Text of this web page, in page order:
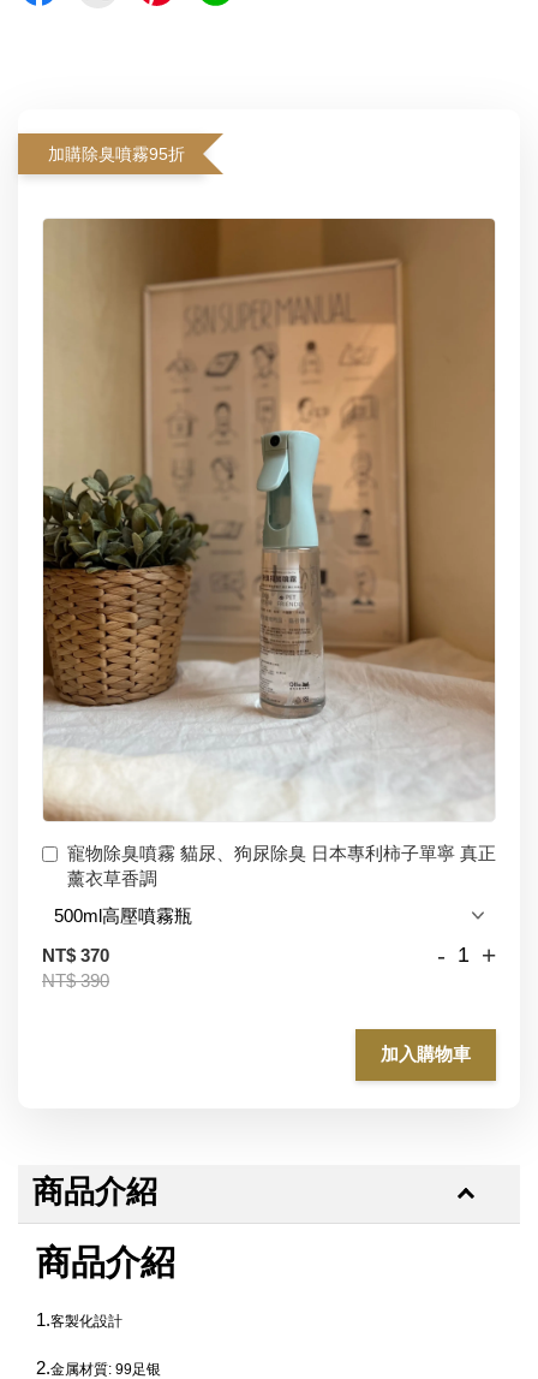
加購除臭噴霧95折
寵物除臭噴霧 貓尿、狗尿除臭 日本專利柿子單寧 真正
薰衣草香調
NT$ 370
NT$ 390
- +
加入購物車
商品介紹
商品介紹
1.客製化設計
2.金属材質: 99足银